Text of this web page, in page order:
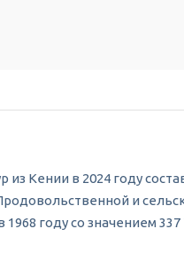
Кении в 2024 году
и
году со значением